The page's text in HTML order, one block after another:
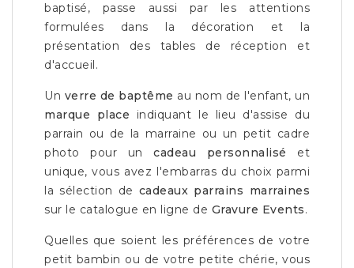
baptisé, passe aussi par les attentions
formulées dans la décoration et la
présentation des tables de réception et
d'accueil.
Un verre de baptême au nom de l'enfant, un
marque place indiquant le lieu d'assise du
parrain ou de la marraine ou un petit cadre
photo pour un cadeau personnalisé et
unique, vous avez l'embarras du choix parmi
la sélection de cadeaux parrains marraines
sur le catalogue en ligne de Gravure Events.
Quelles que soient les préférences de votre
petit bambin ou de votre petite chérie, vous